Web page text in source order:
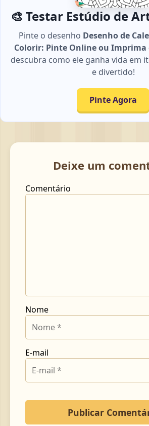
🎨 Testar Estúdio de
Pinte o desenho Desenho de
Colorir: Pinte Online ou Imprima
descubra como ele ganha vida em
e divertido!
Pinte Agora
Deixe um
Comentário
Nome
E-mail